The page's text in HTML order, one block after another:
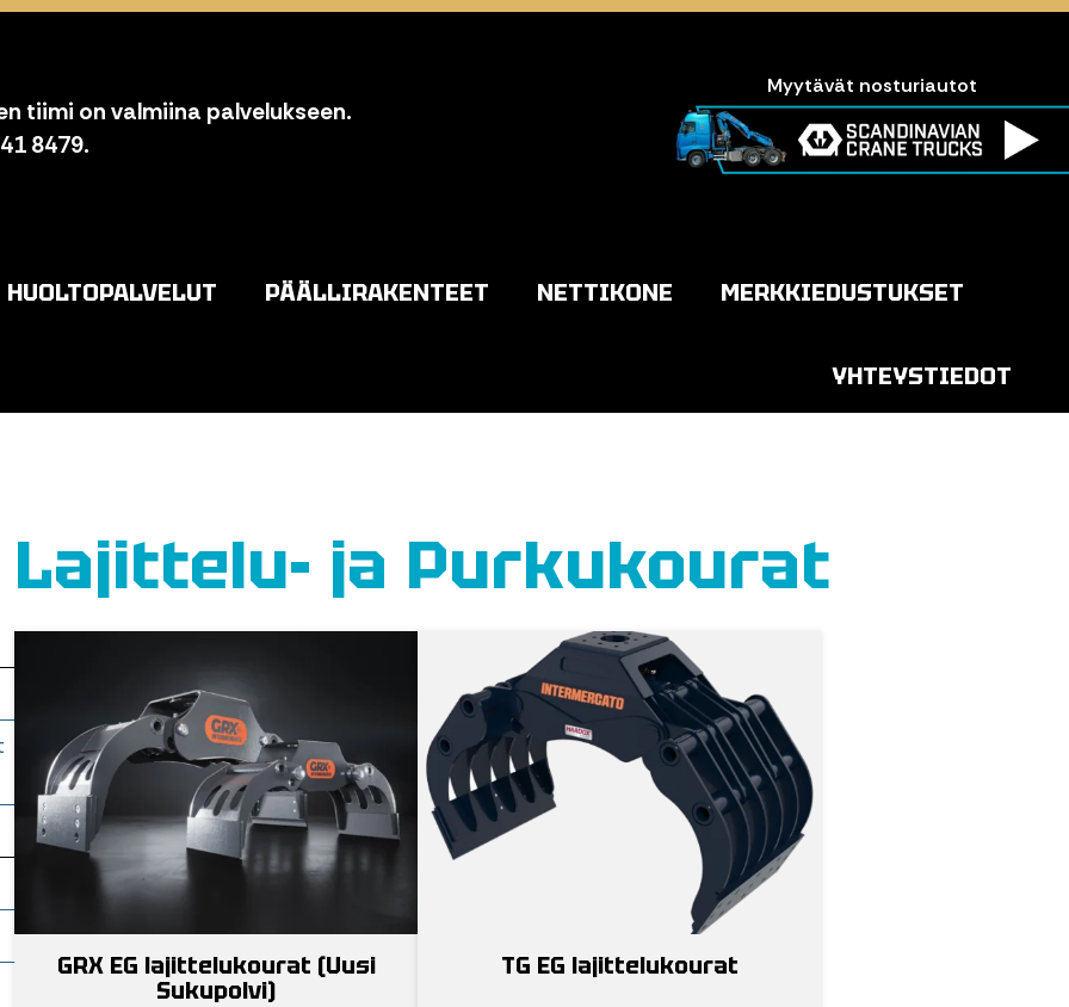
tiimi on valmiina palvelukseen.
8479.
Myytävät nosturiautot
HUOLTOPALVELUT PÄÄLLIRAKENTEET NETTIKONE MERKKIEDUSTUKSET
YHTEYSTIEDOT
Lajittelu- ja Purkukourat
GRX EG lajittelukourat (Uusi
Sukupolvi)
TG EG lajittelukourat